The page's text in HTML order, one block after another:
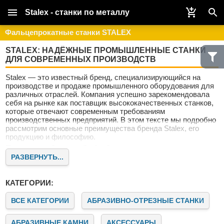
Stalex - станки по металлу
Фальцепрокатные станки STALEX
STALEX: НАДЁЖНЫЕ ПРОМЫШЛЕННЫЕ СТАНКИ
ДЛЯ СОВРЕМЕННЫХ ПРОИЗВОДСТВ
Stalex — это известный бренд, специализирующийся на
производстве и продаже промышленного оборудования для
различных отраслей. Компания успешно зарекомендовала
себя на рынке как поставщик высококачественных станков,
которые отвечают современным требованиям
производственных предприятий. В этом тексте мы подробно
рассмотрим основные преимущества бренда Stalex, его
продукцию и философию.
Почему выбирают Stalex?
Stalex — это не просто поставщик оборудования. Это
совершенствованию. Наши клиенты ценят нас за качество,
надёжность и современный подход к машиностроению.
Качество и инновации
Бренд Stalex известен своим стремлением к постоянному
совершенствованию продукции. Все станки проходят
РАЗВЕРНУТЬ...
КАТЕГОРИИ:
ВСЕ КАТЕГОРИИ АБРАЗИВНО-ОТРЕЗНЫЕ СТАНКИ